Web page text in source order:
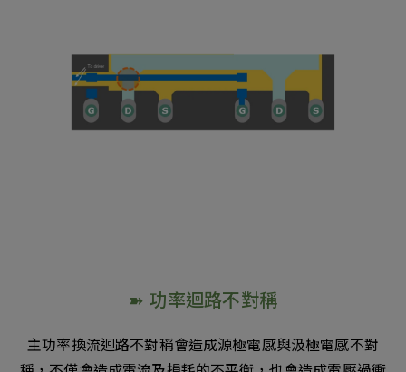
➽ 功率迴路不對稱
主功率換流迴路不對稱會造成源極電感與汲極電感不對